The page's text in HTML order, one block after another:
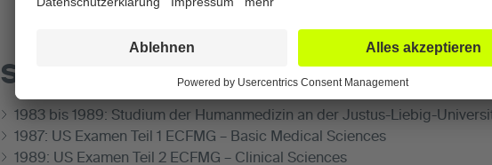
Studium
1983 bis 1989: Studium der Humanmedizin an der Justus-Liebig-
1987: US Examen Teil 1 ECFMG – Basic Medical Sciences
1989: US Examen Teil 2 ECFMG – Clinical Sciences